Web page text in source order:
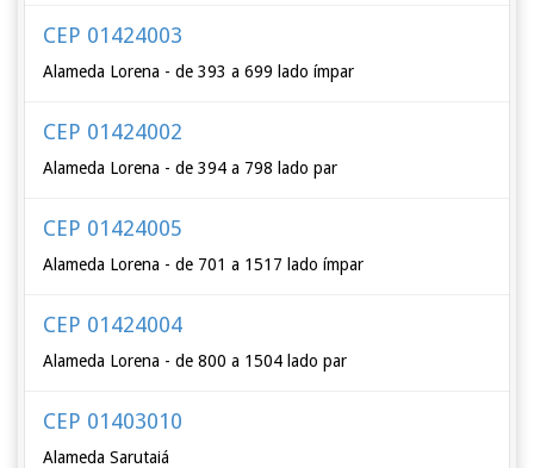
CEP 01424003
Alameda Lorena - de 393 a 699 lado ímpar
CEP 01424002
Alameda Lorena - de 394 a 798 lado par
CEP 01424005
Alameda Lorena - de 701 a 1517 lado ímpar
CEP 01424004
Alameda Lorena - de 800 a 1504 lado par
CEP 01403010
Alameda Sarutaiá